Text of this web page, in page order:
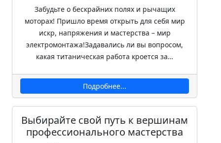
Забудьте о бескрайних полях и рычащих
моторах! Пришло время открыть для себя мир
искр, напряжения и мастерства – мир
электромонтажа!Задавались ли вы вопросом,
какая титаническая работа кроется за…
Подробнее...
Выбирайте свой путь к вершинам
профессионального мастерства